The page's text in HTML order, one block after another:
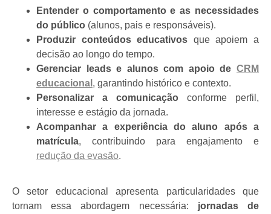
Entender o comportamento e as necessidades
do público (alunos, pais e responsáveis).
Produzir conteúdos educativos que apoiem a
decisão ao longo do tempo.
Gerenciar leads e alunos com apoio de CRM
educacional , garantindo histórico e contexto.
Personalizar a comunicação conforme perfil,
interesse e estágio da jornada.
Acompanhar a experiência do aluno após a
matrícula, contribuindo para engajamento e
redução da evasão.
O setor educacional apresenta particularidades que
tornam essa abordagem necessária: jornadas de